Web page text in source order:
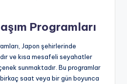
Programları
Japon şehirlerinde
ve kısa mesafeli seyahatler
sunmaktadır. Bu programlar
birkaç saat veya bir gün boyunca